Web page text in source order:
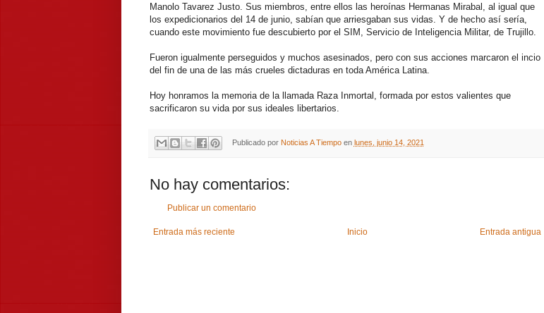
Manolo Tavarez Justo. Sus miembros, entre ellos las heroínas Hermanas Mirabal, al igual que
los expedicionarios del 14 de junio, sabían que arriesgaban sus vidas. Y de hecho así sería,
cuando este movimiento fue descubierto por el SIM, Servicio de Inteligencia Militar, de Trujillo.
Fueron igualmente perseguidos y muchos asesinados, pero con sus acciones marcaron el incio
del fin de una de las más crueles dictaduras en toda América Latina.
Hoy honramos la memoria de la llamada Raza Inmortal, formada por estos valientes que
sacrificaron su vida por sus ideales libertarios.
Publicado por Noticias A Tiempo en lunes, junio 14, 2021
No hay comentarios:
Publicar un comentario
Entrada más reciente Entrada antigua
Inicio